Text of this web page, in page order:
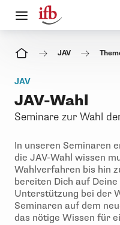
JAV
JAV
JAV-Wahl
Seminare zur Wahl
In unseren Seminaren
die JAV-Wahl wissen
Wahlverfahren bis hin
bereiten Dich auf
Unterstützung bei der
Seminaren auf dem
das nötige Wissen für